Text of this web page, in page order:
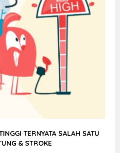
TERNYATA SALAH SATU
& STROKE